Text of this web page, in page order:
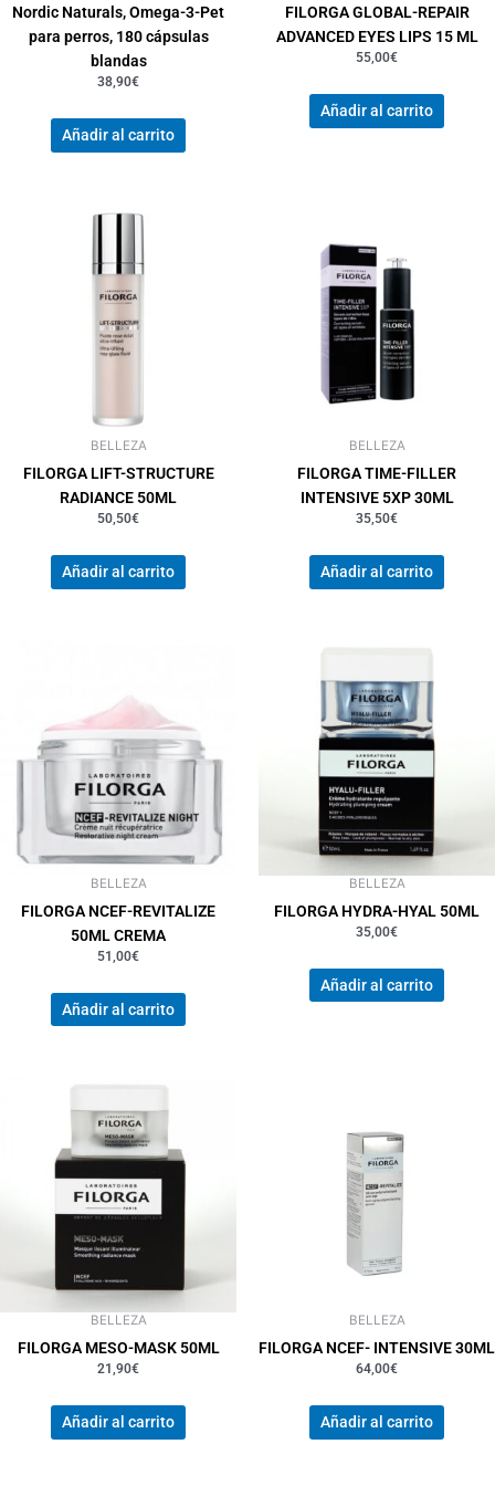
Nordic Naturals, Omega-3-Pet
para perros, 180 cápsulas
blandas
38,90€
Añadir al carrito
FILORGA GLOBAL-REPAIR
ADVANCED EYES LIPS 15 ML
55,00€
Añadir al carrito
BELLEZA
FILORGA LIFT-STRUCTURE
RADIANCE 50ML
50,50€
Añadir al carrito
BELLEZA
FILORGA TIME-FILLER
INTENSIVE 5XP 30ML
35,50€
Añadir al carrito
BELLEZA
FILORGA NCEF-REVITALIZE
50ML CREMA
51,00€
Añadir al carrito
BELLEZA
FILORGA HYDRA-HYAL 50ML
35,00€
Añadir al carrito
BELLEZA
FILORGA MESO-MASK 50ML
21,90€
Añadir al carrito
BELLEZA
FILORGA NCEF- INTENSIVE 30ML
64,00€
Añadir al carrito